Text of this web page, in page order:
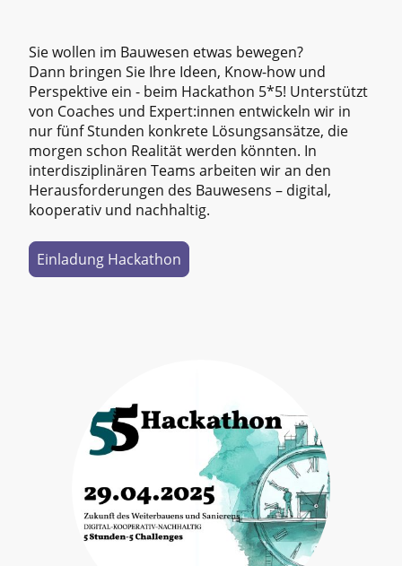
Sie wollen im Bauwesen etwas bewegen?
Dann bringen Sie Ihre Ideen, Know-how und
Perspektive ein - beim Hackathon 5*5! Unterstützt
von Coaches und Expert:innen entwickeln wir in
nur fünf Stunden konkrete Lösungsansätze, die
morgen schon Realität werden könnten. In
interdisziplinären Teams arbeiten wir an den
Herausforderungen des Bauwesens – digital,
kooperativ und nachhaltig.
Einladung Hackathon